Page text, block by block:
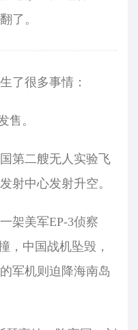
了。
了很多事情：
售。
第二艘无人实验飞
射中心发射升空。
架美军EP-3侦察
，中国战机坠毁，
军机则迫降海南岛